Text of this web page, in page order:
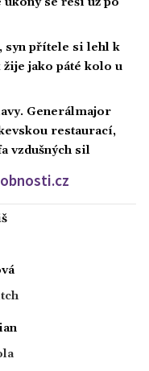
syn přítele si lehl k
žije jako páté kolo u
Generálmajor
restaurací,
vzdušných sil